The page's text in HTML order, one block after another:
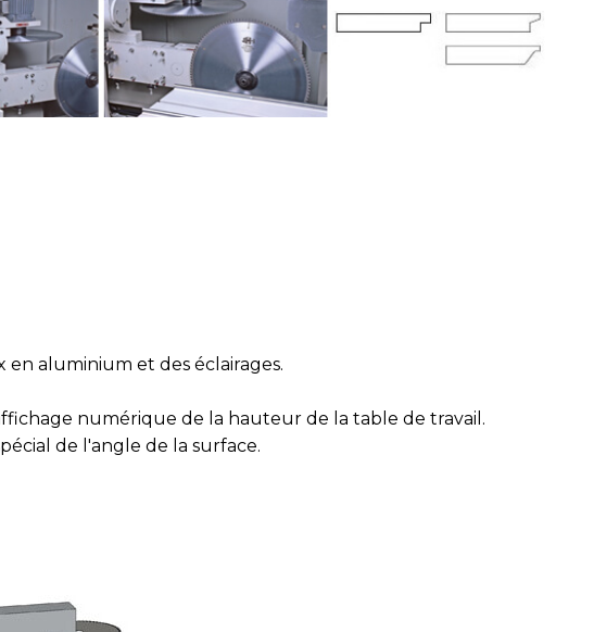
aluminium et des éclairages.
numérique de la hauteur de la table de travail.
de l'angle de la surface.